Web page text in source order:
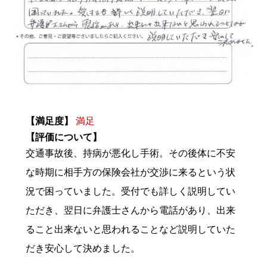
【満足度】
満足
【評価について】
交通事故後、持病が悪化し手術。その後体に不安
な時期に相手方の保険会社が交渉に来るという状
況で困っていました。受付でも詳しく説明してい
ただき、翌日に弁護士さんから電話があり、出来
ること出来ないと思われることなど説明していた
だき安心して決めました。